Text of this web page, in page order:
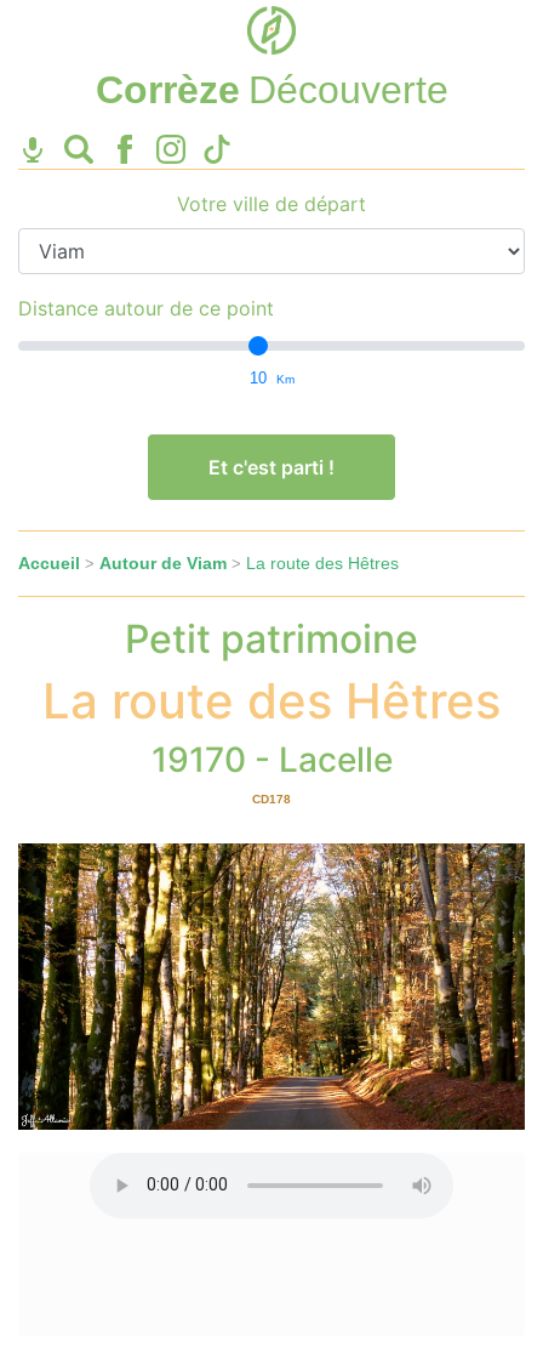
Corrèze Découverte
Votre ville de départ
Distance autour de ce point
10 Km
Et c'est parti !
Accueil > Autour de Viam > La route des Hêtres
Petit patrimoine
La route des Hêtres
19170 - Lacelle
CD178